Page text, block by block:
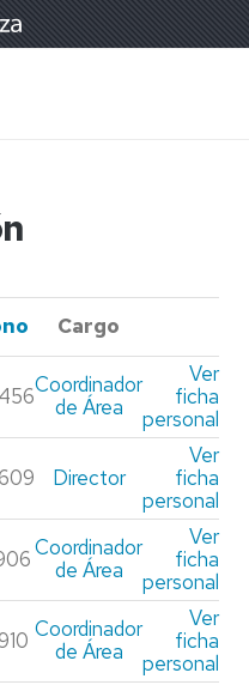
Cargo
Coordinador
de Área
Ver
ficha
personal
Director
Ver
ficha
personal
Coordinador
de Área
Ver
ficha
personal
Coordinador
de Área
Ver
ficha
personal